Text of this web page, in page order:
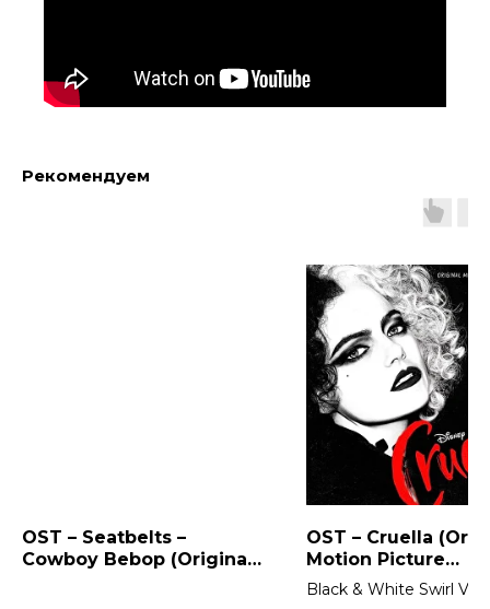
Рекомендуем
OST – Seatbelts –
Cowboy Bebop (Original
OST – Cruella
Motion Picture
Soundtrack) 2LP
Black & White Swirl